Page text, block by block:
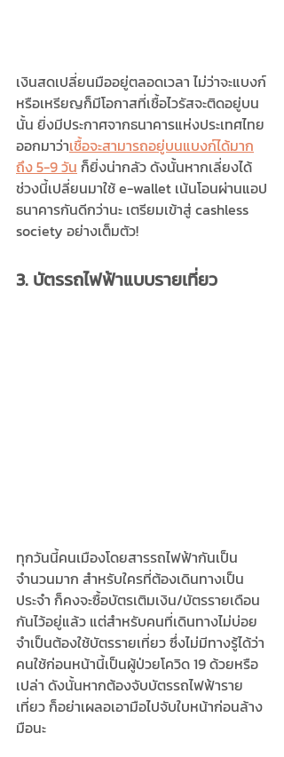
เงินสดเปลี่ยนมืออยู่ตลอดเวลา ไม่ว่าจะแบงก์
หรือเหรียญก็มีโอกาสที่เชื้อไวรัสจะติดอยู่บน
นั้น ยิ่งมีประกาศจากธนาคารแห่งประเทศไทย
ออกมาว่าเชื้อจะสามารถอยู่บนแบงก์ได้มาก
ถึง 5-9 วัน ก็ยิ่งน่ากลัว ดังนั้นหากเลี่ยงได้
ช่วงนี้เปลี่ยนมาใช้ e-wallet เน้นโอนผ่านแอป
ธนาคารกันดีกว่านะ เตรียมเข้าสู่ cashless
society อย่างเต็มตัว!
3. บัตรรถไฟฟ้าแบบรายเที่ยว
ทุกวันนี้คนเมืองโดยสารรถไฟฟ้ากันเป็น
จำนวนมาก สำหรับใครที่ต้องเดินทางเป็น
ประจำ ก็คงจะซื้อบัตรเติมเงิน/บัตรรายเดือน
กันไว้อยู่แล้ว แต่สำหรับคนที่เดินทางไม่บ่อย
จำเป็นต้องใช้บัตรรายเที่ยว ซึ่งไม่มีทางรู้ได้ว่า
คนใช้ก่อนหน้านี้เป็นผู้ป่วยโควิด 19 ด้วยหรือ
เปล่า ดังนั้นหากต้องจับบัตรรถไฟฟ้าราย
เที่ยว ก็อย่าเผลอเอามือไปจับใบหน้าก่อนล้าง
มือนะ